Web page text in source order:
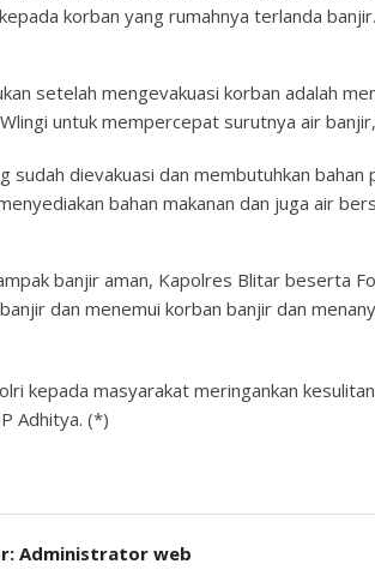
korban yang rumahnya terlanda banjir.
setelah mengevakuasi korban adalah
untuk mempercepat surutnya air
sudah dievakuasi dan membutuhkan bahan
bahan makanan dan juga air
banjir aman, Kapolres Blitar beserta
dan menemui korban banjir dan
kepada masyarakat meringankan
Adhitya. (*)
Administrator web